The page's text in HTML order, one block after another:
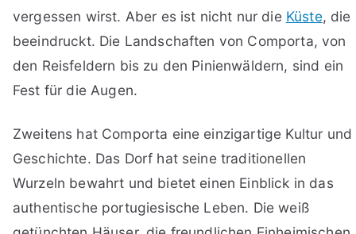
vergessen wirst. Aber es ist nicht nur die Küste, die
beeindruckt. Die Landschaften von Comporta, von
den Reisfeldern bis zu den Pinienwäldern, sind ein
Fest für die Augen.
Zweitens hat Comporta eine einzigartige Kultur und
Geschichte. Das Dorf hat seine traditionellen
Wurzeln bewahrt und bietet einen Einblick in das
authentische portugiesische Leben. Die weiß